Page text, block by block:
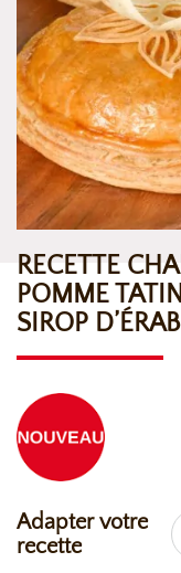
RECETTE
POMME
SIROP
Adapter votre
recette